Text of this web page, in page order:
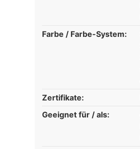
Farbe / Farbe-System:
Zertifikate:
Geeignet für / als: